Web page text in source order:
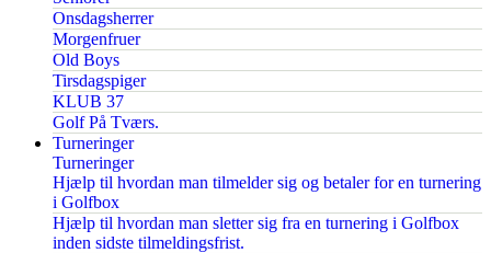
Onsdagsherrer
Morgenfruer
Old Boys
Tirsdagspiger
KLUB 37
Golf På Tværs.
Turneringer
Turneringer
Hjælp til hvordan man tilmelder sig og betaler for en turnering
i Golfbox
Hjælp til hvordan man sletter sig fra en turnering i Golfbox
inden sidste tilmeldingsfrist.